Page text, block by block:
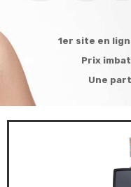
1er site en
Prix
Une